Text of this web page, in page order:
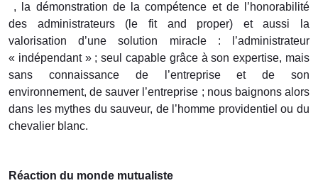
, la démonstration de la compétence et de l’honorabilité
des administrateurs (le fit and proper) et aussi la
valorisation d’une solution miracle : l’administrateur
« indépendant » ; seul capable grâce à son expertise, mais
sans connaissance de l’entreprise et de son
environnement, de sauver l’entreprise ; nous baignons alors
dans les mythes du sauveur, de l’homme providentiel ou du
chevalier blanc.
Réaction du monde mutualiste